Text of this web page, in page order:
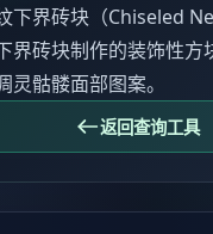
下界砖块（Chiseled
界砖块制作的装饰性方
灵骷髅面部图案。
返回查询工具